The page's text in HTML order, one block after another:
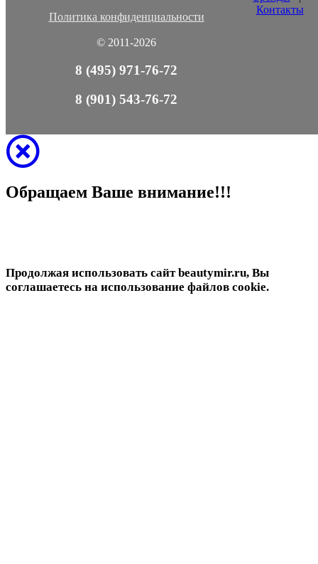
Политика конфиденциальности
© 2011-2026
Контакты
8 (495) 971-76-72
8 (901) 543-76-72
Обращаем Ваше внимание!!!
Продолжая использовать сайт beautymir.ru, Вы
соглашаетесь на использование файлов cookie.